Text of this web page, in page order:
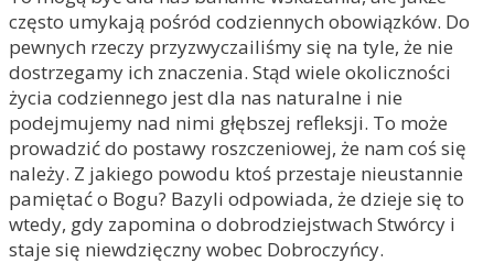
często umykają pośród codziennych obowiązków. Do
pewnych rzeczy przyzwyczailiśmy się na tyle, że nie
dostrzegamy ich znaczenia. Stąd wiele okoliczności
życia codziennego jest dla nas naturalne i nie
podejmujemy nad nimi głębszej refleksji. To może
prowadzić do postawy roszczeniowej, że nam coś się
należy. Z jakiego powodu ktoś przestaje nieustannie
pamiętać o Bogu? Bazyli odpowiada, że dzieje się to
wtedy, gdy zapomina o dobrodziejstwach Stwórcy i
staje się niewdzięczny wobec Dobroczyńcy.